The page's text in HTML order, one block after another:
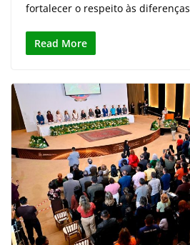
fortalecer o respeito às diferenças
Read More